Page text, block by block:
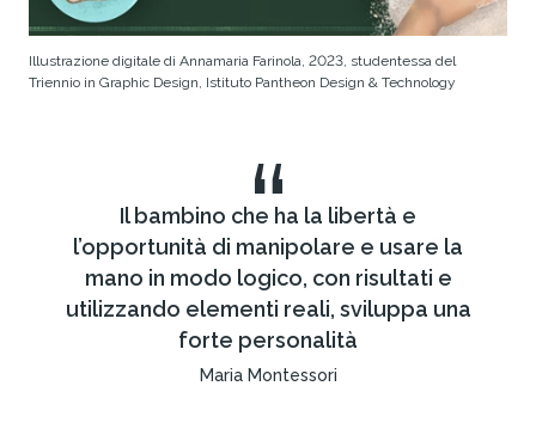
Illustrazione digitale di Annamaria Farinola, 2023, studentessa del
Triennio in Graphic Design, Istituto Pantheon Design & Technology
“
Il bambino che ha la libertà e
l’opportunità di manipolare e usare la
mano in modo logico, con risultati e
utilizzando elementi reali, sviluppa una
forte personalità
Maria Montessori